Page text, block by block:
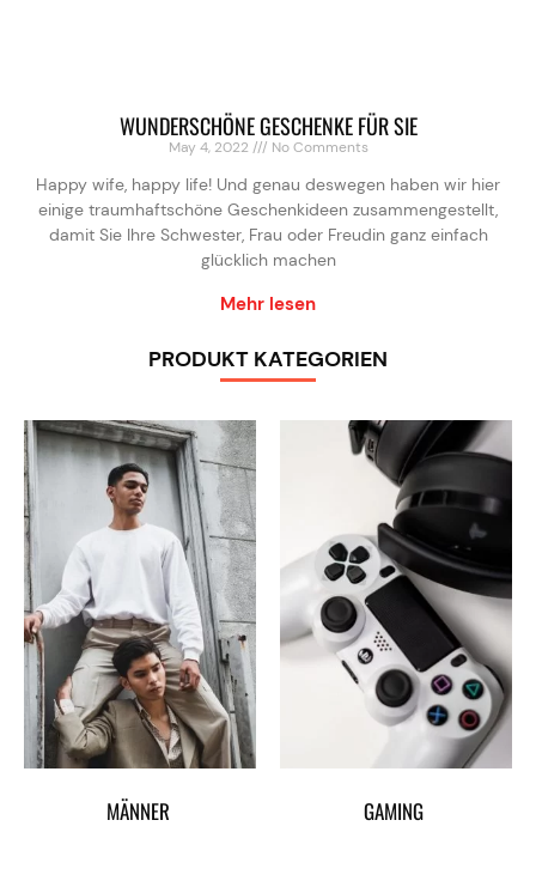
WUNDERSCHÖNE GESCHENKE FÜR SIE
May 4, 2022 No Comments
Happy wife, happy life! Und genau deswegen haben wir hier
einige traumhaftschöne Geschenkideen zusammengestellt,
damit Sie Ihre Schwester, Frau oder Freudin ganz einfach
glücklich machen
Mehr lesen
PRODUKT KATEGORIEN
MÄNNER GAMING